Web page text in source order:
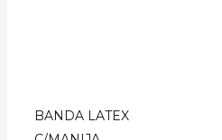
BANDA LATEX